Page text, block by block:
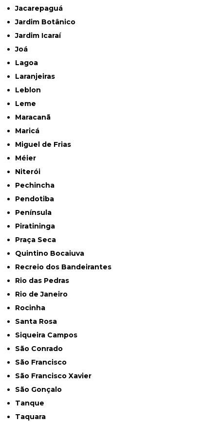
Jacarepaguá
Jardim Botânico
Jardim Icaraí
Joá
Lagoa
Laranjeiras
Leblon
Leme
Maracanã
Maricá
Miguel de Frias
Méier
Niterói
Pechincha
Pendotiba
Península
Piratininga
Praça Seca
Quintino Bocaiuva
Recreio dos Bandeirantes
Rio das Pedras
Rio de Janeiro
Rocinha
Santa Rosa
Siqueira Campos
São Conrado
São Francisco
São Francisco Xavier
São Gonçalo
Tanque
Taquara